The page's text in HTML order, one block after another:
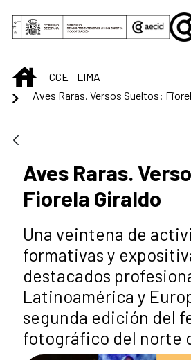
Saltar al contenido principal
INICIOCCE - LIMA
Aves Raras. Versos Sueltos:
Aves Raras.
Fiorela Giraldo
Una veintena de
formativas y
destacados
Latinoamérica y
segunda edición del
fotográfico del norte